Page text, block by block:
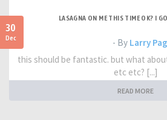
30
Dec
LASAGNA ON ME THIS TIME OK? I
- By Larry
this should be fantastic. but what
etc etc? [...]
READ MORE